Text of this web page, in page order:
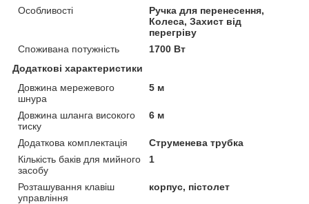
Особливості
Ручка для перенесення,
Колеса, Захист від
перегріву
Споживана потужність
1700 Вт
Додаткові характеристики
Довжина мережевого
шнура
5 м
Довжина шланга високого
тиску
6 м
Додаткова комплектація
Струменева трубка
Кількість баків для мийного
засобу
1
Розташування клавіш
управління
корпус, пістолет